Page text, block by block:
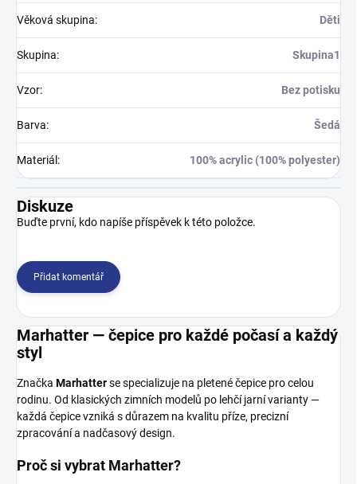
Věková skupina: Děti
Skupina: Skupina1
Vzor: Bez potisku
Barva: Šedá
Materiál : 100% acrylic (100% polyester)
Diskuze
Buďte první, kdo napíše příspěvek k této položce.
Přidat komentář
Marhatter — čepice pro každé počasí a každý
styl
Značka Marhatterse specializuje na pletené čepice pro celou
rodinu. Od klasických zimních modelů po lehčí jarní varianty —
každá čepice vzniká s důrazem na kvalitu příze, precizní
zpracování a nadčasový design.
Proč si vybrat Marhatter?